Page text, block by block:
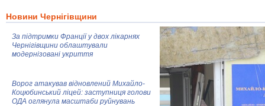
Новини Чернігівщини
За підтримки Франції у двох лікарнях
Чернігівщини облаштували
модернізовані укриття
Ворог атакував відновлений Михайло-
Коцюбинський ліцей: заступниця голови
ОДА оглянула масштаби руйнувань